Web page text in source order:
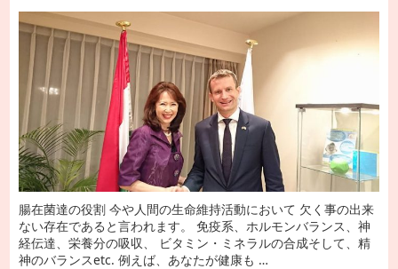
腸在菌達の役割 今や人間の生命維持活動において 欠く事の出来
ない存在であると言われます。 免疫系、ホルモンバランス、神
経伝達、栄養分の吸収、 ビタミン・ミネラルの合成そして、精
神のバランスetc. 例えば、あなたが健康も …